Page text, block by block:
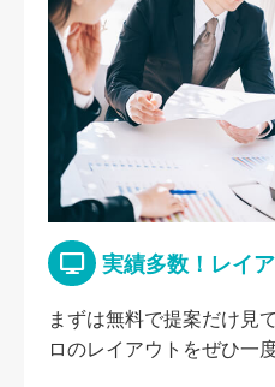
実績多数！レイ
まずは無料で提案だけ見
ロのレイアウトをぜひ一